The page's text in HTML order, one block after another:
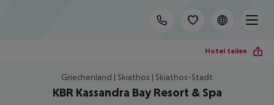
Hotel teilen
Griechenland | Skiathos | Skiathos-Stadt
KBR Kassandra Bay Resort & Spa